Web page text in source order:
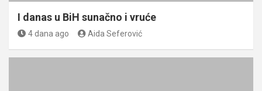
I danas u BiH sunačno i vruće
4 dana ago Aida Seferović